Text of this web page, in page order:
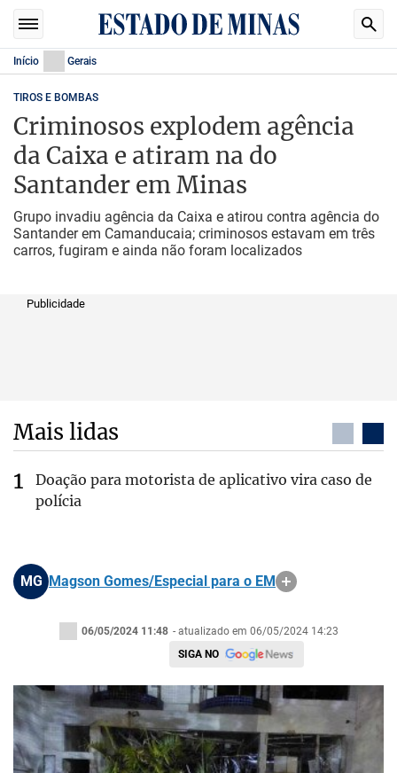
Início Gerais
TIROS E BOMBAS
Criminosos explodem agência
da Caixa e atiram na do
Santander em Minas
Grupo invadiu agência da Caixa e atirou contra agência do
Santander em Camanducaia; criminosos estavam em três
carros, fugiram e ainda não foram localizados
Publicidade
Mais lidas
Doação para motorista de aplicativo vira caso de
polícia
MG Magson Gomes/Especial para o EM
06/05/2024 11:48 - atualizado em 06/05/2024 14:23
SIGA NO